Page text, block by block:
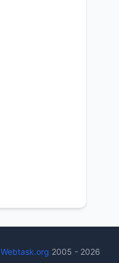
Webtask.org 2005 - 2026